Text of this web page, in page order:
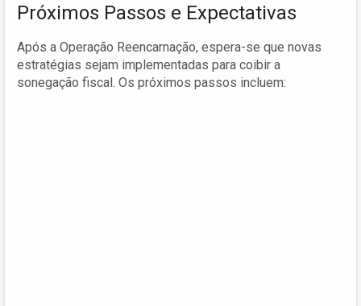
Próximos Passos e Expectativas
Após a Operação Reencarnação, espera-se que novas
estratégias sejam implementadas para coibir a
sonegação fiscal. Os próximos passos incluem: